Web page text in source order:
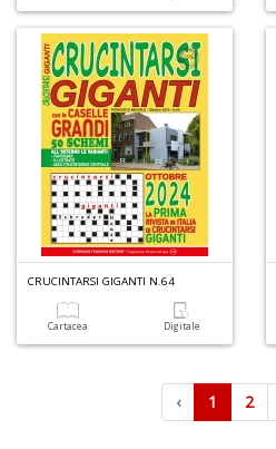
CRUCINTARSI GIGANTI N.64
Cartacea Digitale
‹ 1 2